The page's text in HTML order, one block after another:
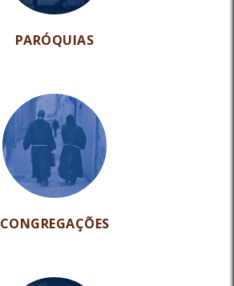
PARÓQUIAS
CONGREGAÇÕES